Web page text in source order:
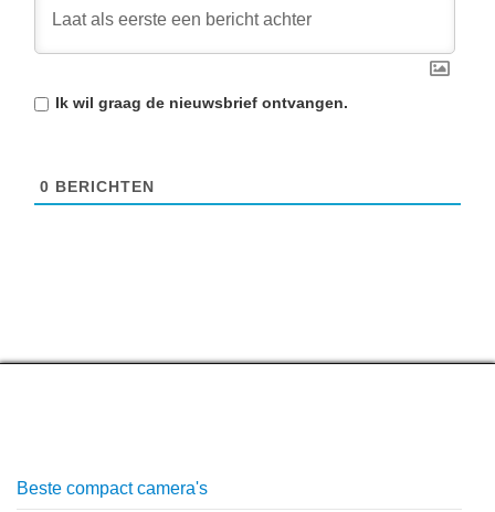
Ik wil graag de nieuwsbrief ontvangen.
0 BERICHTEN
Beste compact camera's